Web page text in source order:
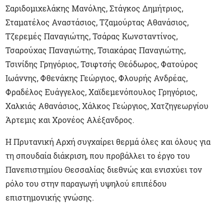
Σαριδομιχελάκης Μανόλης, Στάγκος Δημήτριος,
Σταματέλος Αναστάσιος, Τζαμούρτας Αθανάσιος,
Τζερεμές Παναγιώτης, Τσάρας Κωνσταντίνος,
Τσαρούχας Παναγιώτης, Τσιακάρας Παναγιώτης,
Τσινίδης Γρηγόριος, Τσιφτσής Θεόδωρος, Φατούρος
Ιωάννης, Φθενάκης Γεώργιος, Φλουρής Ανδρέας,
Φραδέλος Ευάγγελος, Χαϊδεμενόπουλος Γρηγόριος,
Χαλκιάς Αθανάσιος, Χάλκος Γεώργιος, Χατζηγεωργίου
Άρτεμις και Χρονέος Αλέξανδρος.
Η Πρυτανική Αρχή συγχαίρει θερμά όλες και όλους για
τη σπουδαία διάκριση, που προβάλλει το έργο του
Πανεπιστημίου Θεσσαλίας διεθνώς και ενισχύει τον
ρόλο του στην παραγωγή υψηλού επιπέδου
επιστημονικής γνώσης.